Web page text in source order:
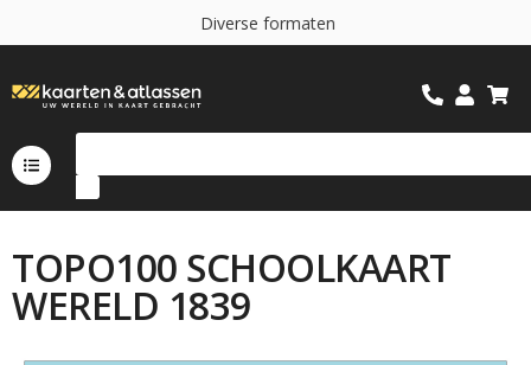
Diverse formaten
TOPO100 SCHOOLKAART
WERELD 1839